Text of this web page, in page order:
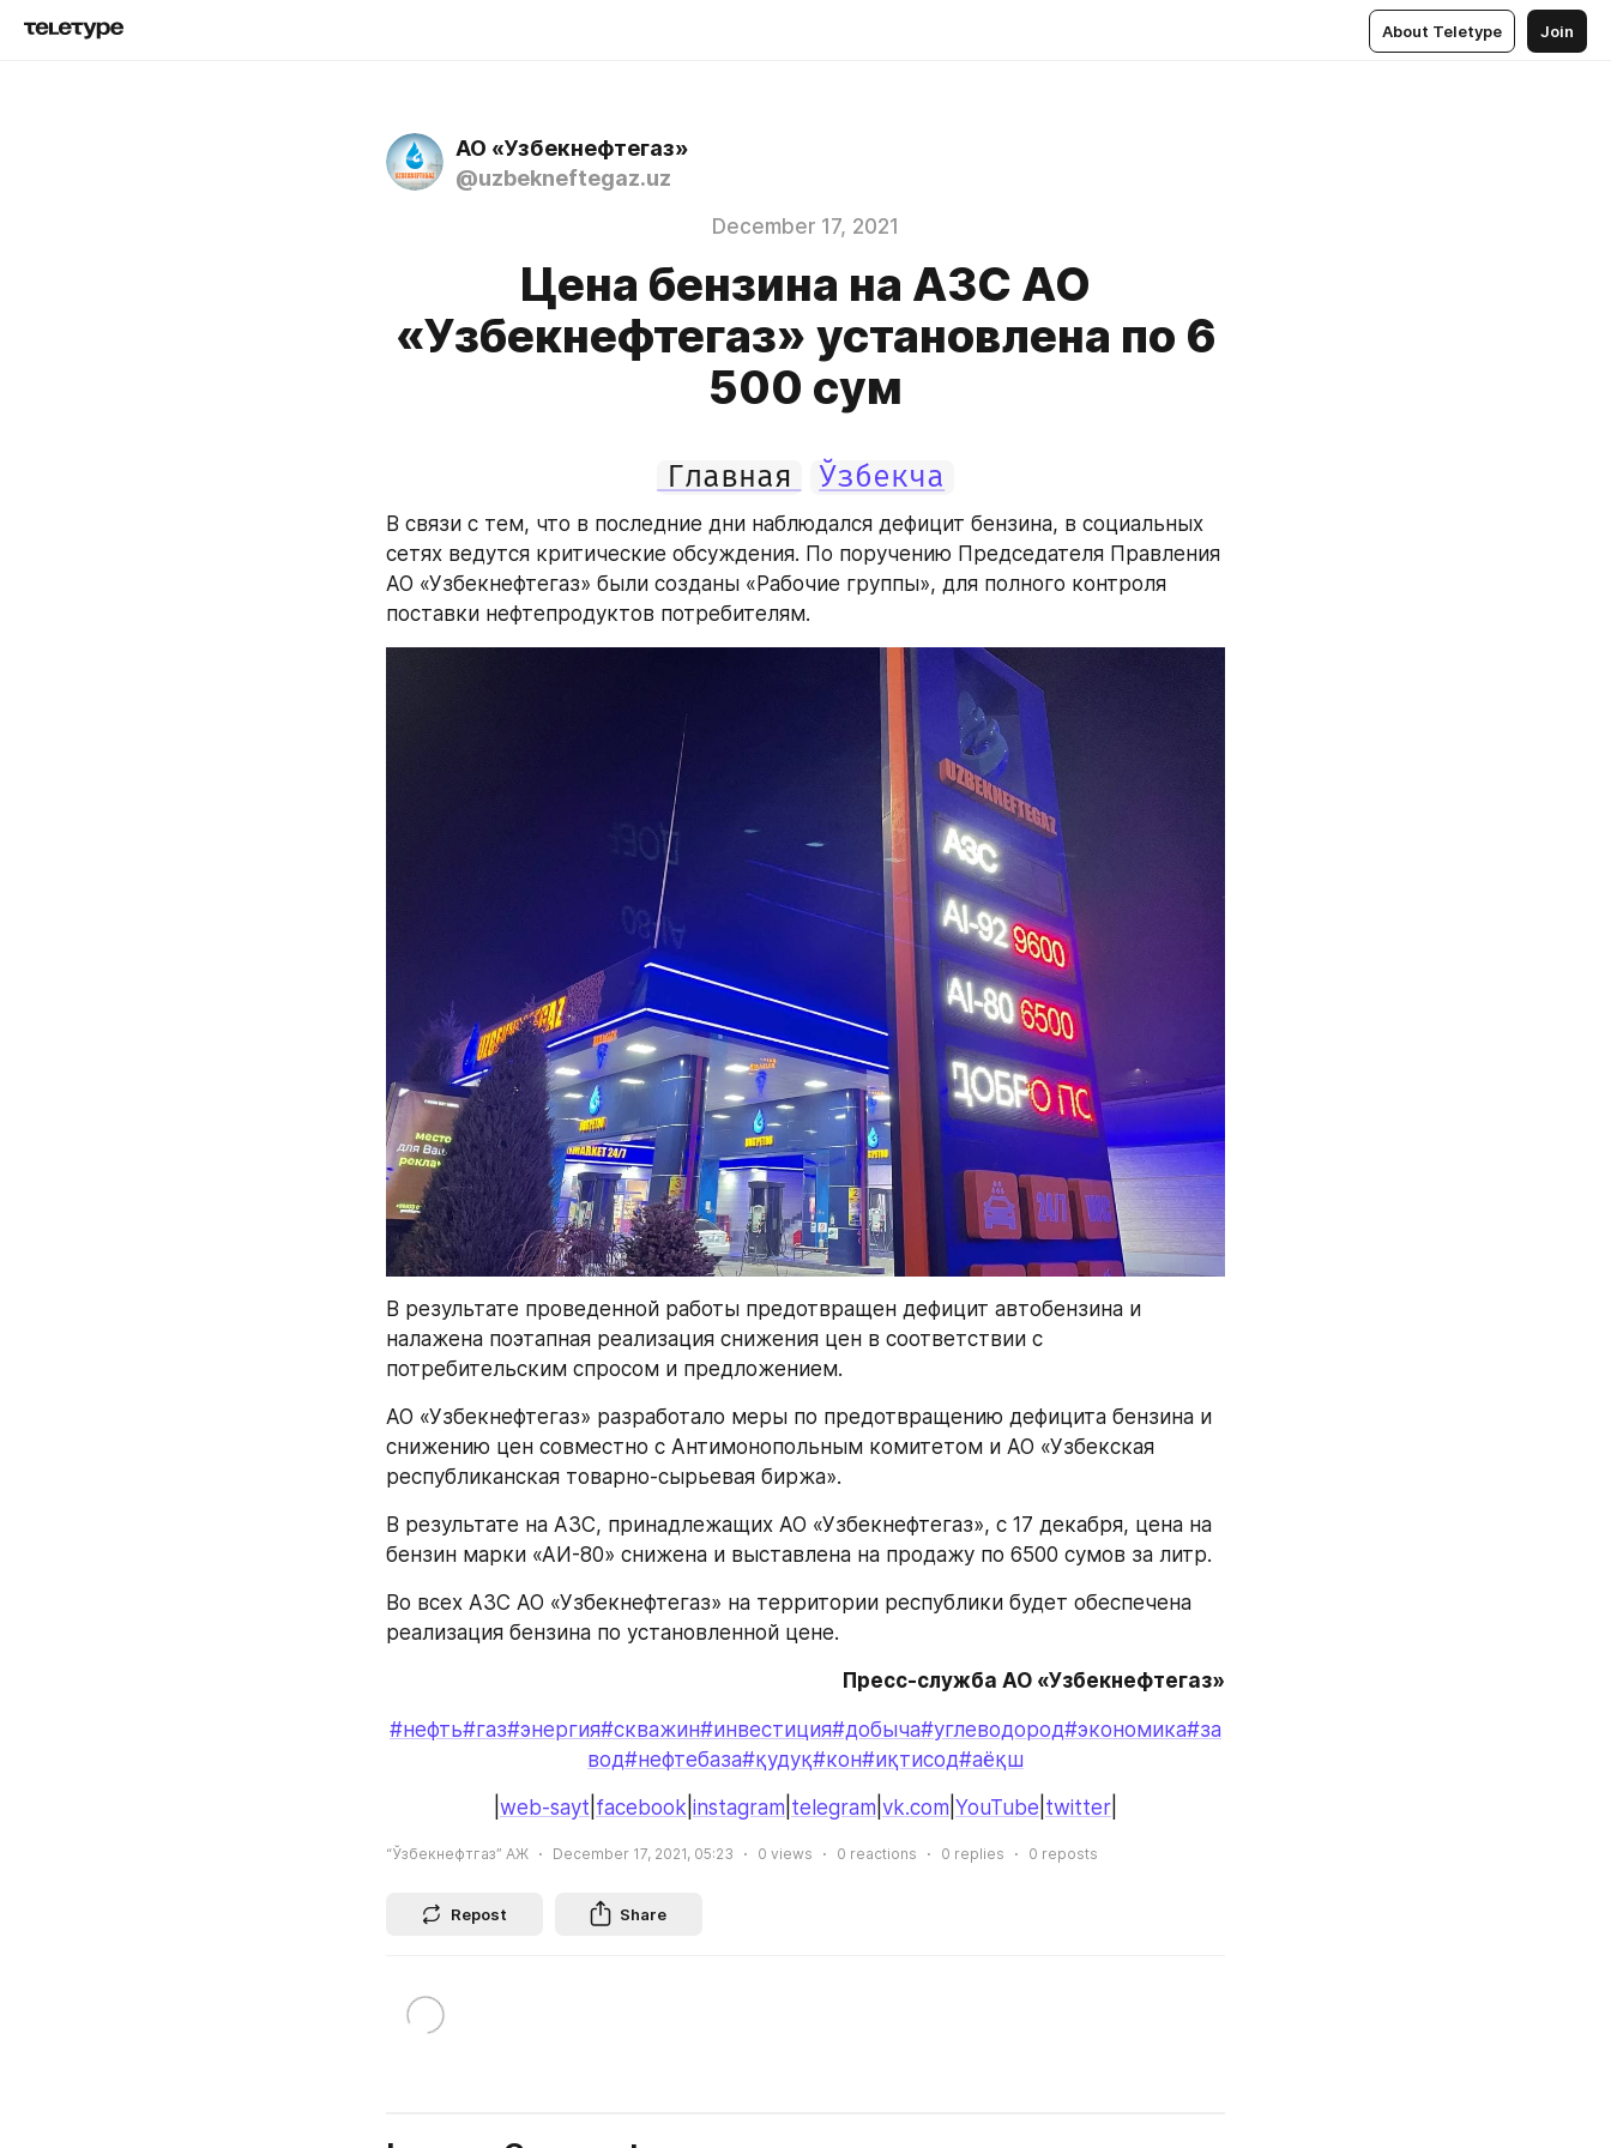
About Teletype Join
АО «Узбекнефтегаз»
@uzbekneftegaz.uz
December 17, 2021
Цена бензина на АЗС АО
«Узбекнефтегаз» установлена по 6
500 сум
Главная Ўзбекча
В связи с тем, что в последние дни наблюдался дефицит бензина, в социальных
сетях ведутся критические обсуждения. По поручению Председателя Правления
АО «Узбекнефтегаз» были созданы «Рабочие группы», для полного контроля
поставки нефтепродуктов потребителям.
В результате проведенной работы предотвращен дефицит автобензина и
налажена поэтапная реализация снижения цен в соответствии с
потребительским спросом и предложением.
АО «Узбекнефтегаз» разработало меры по предотвращению дефицита бензина и
снижению цен совместно с Антимонопольным комитетом и АО «Узбекская
республиканская товарно-сырьевая биржа».
В результате на АЗС, принадлежащих АО «Узбекнефтегаз», с 17 декабря, цена на
бензин марки «АИ-80» снижена и выставлена на продажу по 6500 сумов за литр.
Во всех АЗС АО «Узбекнефтегаз» на территории республики будет обеспечена
реализация бензина по установленной цене.
Пресс-служба АО «Узбекнефтегаз»
#нефть#газ#энергия#скважин#инвестиция#добыча#углеводород#экономика#за
вод#нефтебаза#қудуқ#кон#иқтисод#аёқш
web-sayt facebook instagram telegram vk.com YouTube twitter
“Ўзбекнефтгаз” АЖ December 17, 2021, 05:23 0 views 0 reactions 0 replies 0 reposts
Repost Share